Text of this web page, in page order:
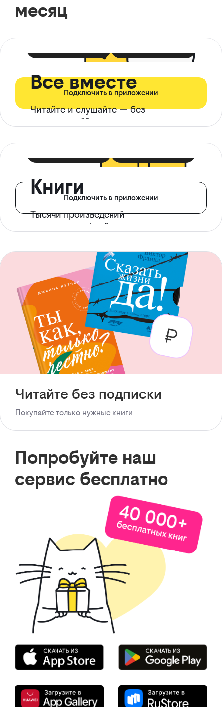
месяц
Все вместе
Читайте и слушайте — без
ограничений*
Подключить в приложении
Книги
Тысячи произведений
с доступом офлайн
Подключить в приложении
Читайте без подписки
Покупайте только нужные книги
Попробуйте наш
сервис бесплатно